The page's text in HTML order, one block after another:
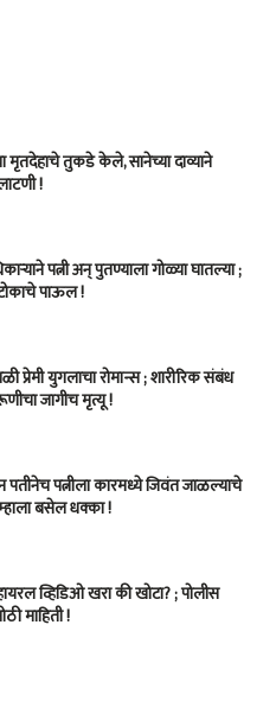
मृतदेहाचे तुकडे केले, सानेच्या दाव्याने
!
पत्नी अन् पुतण्याला गोळ्या घातल्या ;
पाऊल !
प्रेमी युगलाचा रोमान्स ; शारीरिक संबंध
जागीच मृत्यू !
पत्नीला कारमध्ये जिवंत जाळल्याचे
बसेल धक्का !
व्हिडिओ खरा की खोटा? ; पोलीस
माहिती !